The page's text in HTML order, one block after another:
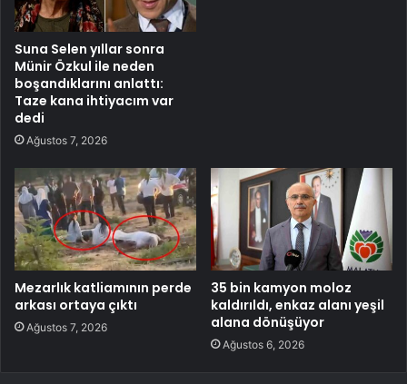
Suna Selen yıllar sonra
Münir Özkul ile neden
boşandıklarını anlattı:
Taze kana ihtiyacım var
dedi
Ağustos 7, 2026
Mezarlık katliamının perde
arkası ortaya çıktı
Ağustos 7, 2026
35 bin kamyon moloz
kaldırıldı, enkaz alanı yeşil
alana dönüşüyor
Ağustos 6, 2026